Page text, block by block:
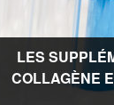
LES
COLLAGÈNE